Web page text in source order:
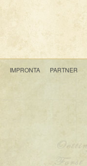
IMPRONTA PARTNER